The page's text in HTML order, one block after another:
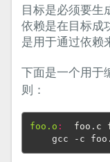
目标是必须要生
依赖是在目标成
是用于通过依赖
下面是一个用于
则：
foo.o : foo . c